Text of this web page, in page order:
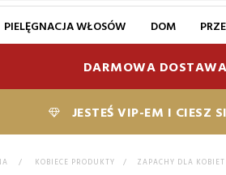
PIELĘGNACJA WŁOSÓW DOM
DARMOWA
JESTEŚ VIP-EM I
> KOBIECE PRODUKTY > ZAPACHY DLA KOBIET